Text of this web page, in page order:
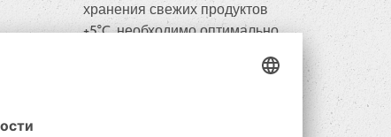
хранения свежих продуктов
+5°C, необходимо оптимально